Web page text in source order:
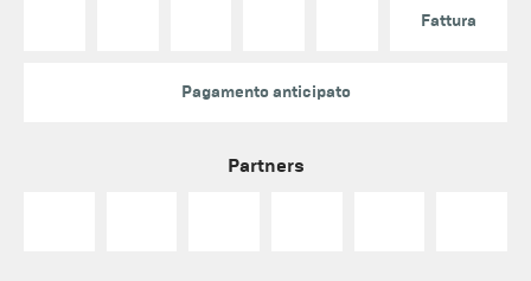
Fattura
Pagamento anticipato
Partners